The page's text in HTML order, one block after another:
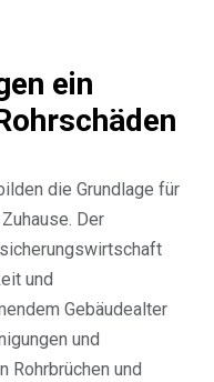
ein
die Grundlage für
Der
und
Gebäudealter
und
Rohrbrüchen und